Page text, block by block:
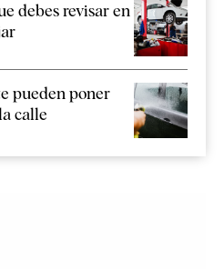
debes revisar en
pueden poner
calle